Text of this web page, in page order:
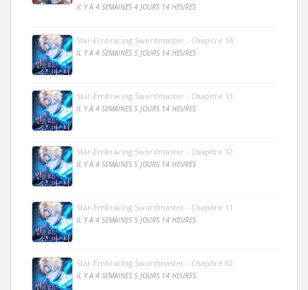
IL Y A 4 SEMAINES 4 JOURS 14 HEURES
Star-Embracing Swordmaster - Chapitre 14
IL Y A 4 SEMAINES 5 JOURS 14 HEURES
Star-Embracing Swordmaster - Chapitre 13
IL Y A 4 SEMAINES 5 JOURS 14 HEURES
Star-Embracing Swordmaster - Chapitre 12
IL Y A 4 SEMAINES 5 JOURS 14 HEURES
Star-Embracing Swordmaster - Chapitre 11
IL Y A 4 SEMAINES 5 JOURS 14 HEURES
Star-Embracing Swordmaster - Chapitre 02
IL Y A 4 SEMAINES 5 JOURS 14 HEURES